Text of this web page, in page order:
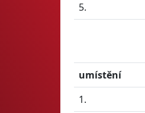
5.
umístění
1.